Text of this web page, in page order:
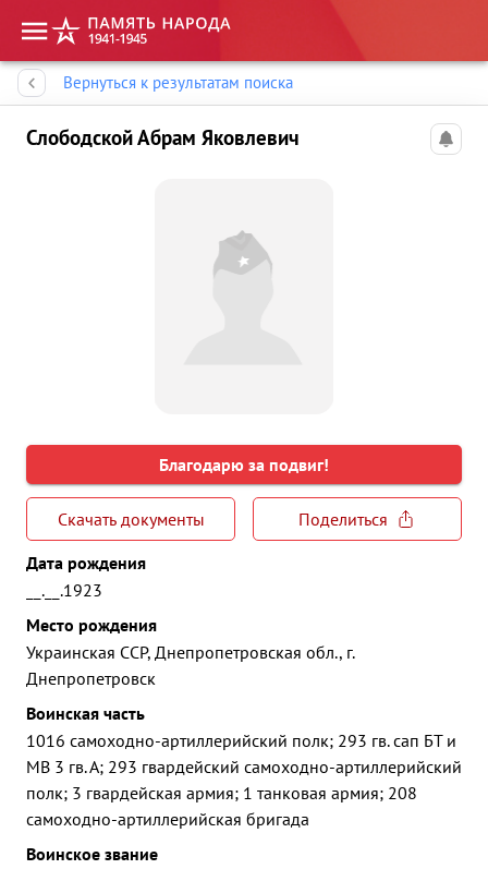
Вернуться к результатам поиска
Слободской Абрам Яковлевич
Благодарю за подвиг!
Скачать документы
Поделиться
Дата рождения
__.__.1923
Место рождения
Украинская ССР, Днепропетровская обл., г.
Днепропетровск
Воинская часть
1016 самоходно-артиллерийский полк; 293 гв. сап БТ и
МВ 3 гв. А; 293 гвардейский самоходно-артиллерийский
полк; 3 гвардейская армия; 1 танковая армия; 208
самоходно-артиллерийская бригада
Воинское звание
Память народа